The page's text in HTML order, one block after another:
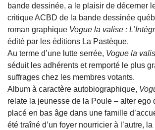
bande dessinée, a le plaisir de décerner
critique ACBD de la bande dessinée
roman graphique Vogue la valise :
édité par les éditions La Pastèque.
Au terme d’une lutte serrée, Vogue la
séduit les adhérents et remporté le plus
suffrages chez les membres votants.
Album à caractère autobiographique,
relate la jeunesse de la Poule – alter ego
placé en bas âge dans une famille
été traîné d’un foyer nourricier à l’autre,